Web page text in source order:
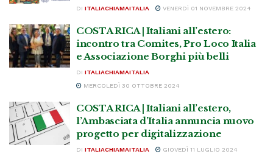
DI ITALIACHIAMAITALIA VENERDÌ 01 NOVEMBRE 2024
COSTA RICA | Italiani all’estero:
incontro tra Comites, Pro Loco Italia
e Associazione Borghi più belli
DI ITALIACHIAMAITALIA
MERCOLEDÌ 30 OTTOBRE 2024
COSTA RICA | Italiani all’estero,
l’Ambasciata d’Italia annuncia nuovo
progetto per digitalizzazione
DI ITALIACHIAMAITALIA GIOVEDÌ 11 LUGLIO 2024